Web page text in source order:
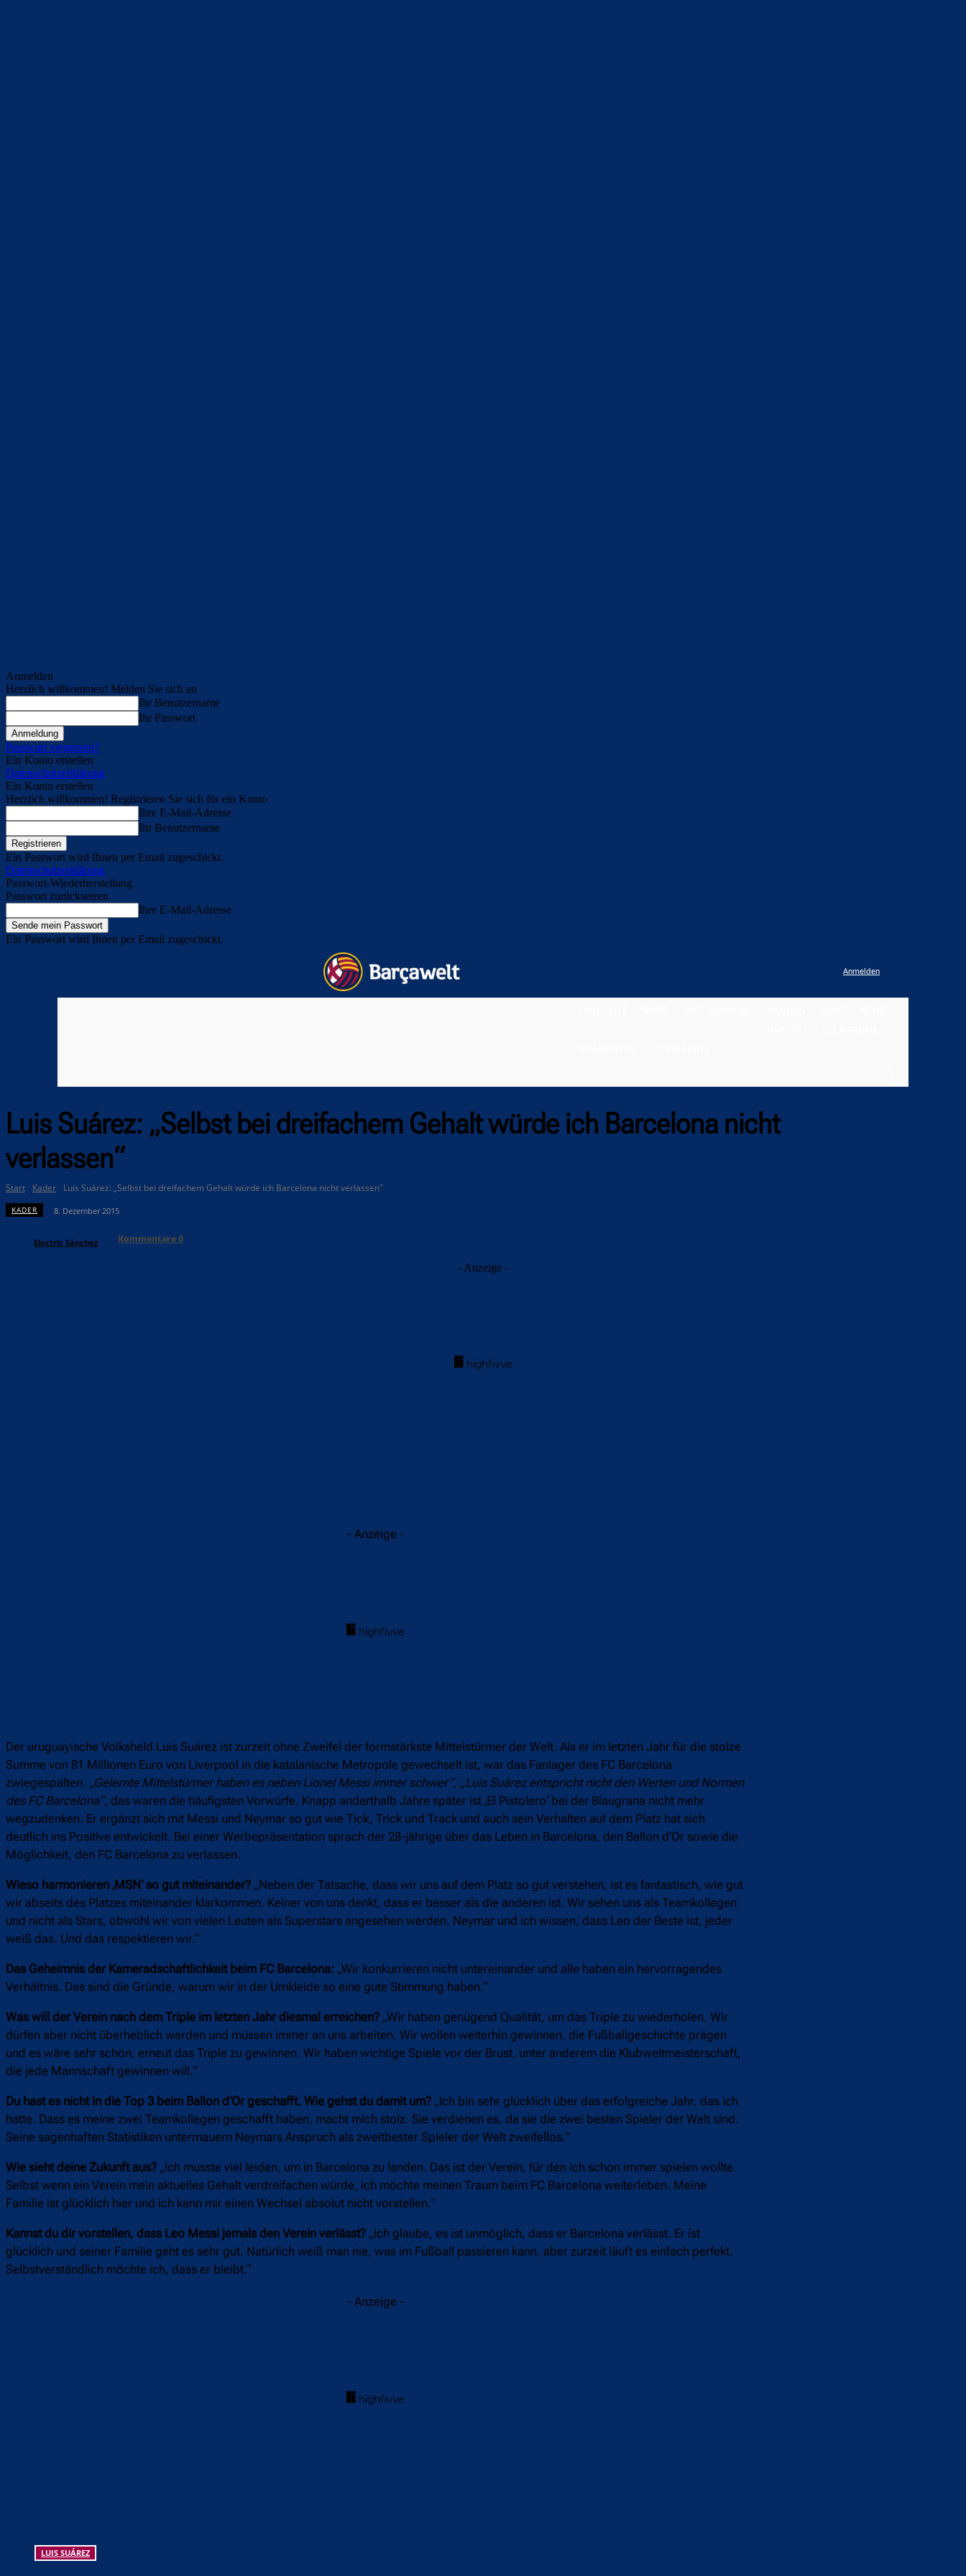
Anmelden
Herzlich willkommen! Melden Sie sich an
Ihr Benutzername
Ihr Passwort
Passwort vergessen?
Ein Konto erstellen
Datenschutzerklärung
Ein Konto erstellen
Herzlich willkommen! Registrieren Sie sich für ein Konto
Ihre E-Mail-Adresse
Ihr Benutzername
Ein Passwort wird Ihnen per Email zugeschickt.
Datenschutzerklärung
Passwort-Wiederherstellung
Passwort zurücksetzen
Ihre E-Mail-Adresse
Ein Passwort wird Ihnen per Email zugeschickt.
Anmelden
Luis Suárez: „Selbst bei dreifachem Gehalt würde ich Barcelona nicht
verlassen“
Start Kader Luis Suárez: „Selbst bei dreifachem Gehalt würde ich Barcelona nicht verlassen"
KADER 8. Dezember 2015
Electric Sánchez Kommentare0
- Anzeige -
- Anzeige -
Der uruguayische Volksheld Luis Suárez ist zurzeit ohne Zweifel der formstärkste Mittelstürmer der Welt. Als er im letzten Jahr für die stolze
Summe von 81 Millionen Euro von Liverpool in die katalanische Metropole gewechselt ist, war das Fanlager des FC Barcelona
zwiegespalten. „Gelernte Mittelstürmer haben es neben Lionel Messi immer schwer“, „Luis Suárez entspricht nicht den Werten und Normen
des FC Barcelona“, das waren die häufigsten Vorwürfe. Knapp anderthalb Jahre später ist ‚El Pistolero‘ bei der Blaugrana nicht mehr
wegzudenken. Er ergänzt sich mit Messi und Neymar so gut wie Tick, Trick und Track und auch sein Verhalten auf dem Platz hat sich
deutlich ins Positive entwickelt. Bei einer Werbepräsentation sprach der 28-jährige über das Leben in Barcelona, den Ballon d’Or sowie die
Möglichkeit, den FC Barcelona zu verlassen.
Wieso harmonieren ‚MSN‘ so gut miteinander? „Neben der Tatsache, dass wir uns auf dem Platz so gut verstehen, ist es fantastisch, wie gut
wir abseits des Platzes miteinander klarkommen. Keiner von uns denkt, dass er besser als die anderen ist. Wir sehen uns als Teamkollegen
und nicht als Stars, obwohl wir von vielen Leuten als Superstars angesehen werden. Neymar und ich wissen, dass Leo der Beste ist, jeder
weiß das. Und das respektieren wir.“
Das Geheimnis der Kameradschaftlichkeit beim FC Barcelona: „Wir konkurrieren nicht untereinander und alle haben ein hervorragendes
Verhältnis. Das sind die Gründe, warum wir in der Umkleide so eine gute Stimmung haben.“
Was will der Verein nach dem Triple im letzten Jahr diesmal erreichen? „Wir haben genügend Qualität, um das Triple zu wiederholen. Wir
dürfen aber nicht überheblich werden und müssen immer an uns arbeiten. Wir wollen weiterhin gewinnen, die Fußballgeschichte prägen
und es wäre sehr schön, erneut das Triple zu gewinnen. Wir haben wichtige Spiele vor der Brust, unter anderem die Klubweltmeisterschaft,
die jede Mannschaft gewinnen will.“
Du hast es nicht in die Top 3 beim Ballon d’Or geschafft. Wie gehst du damit um? „Ich bin sehr glücklich über das erfolgreiche Jahr, das ich
hatte. Dass es meine zwei Teamkollegen geschafft haben, macht mich stolz. Sie verdienen es, da sie die zwei besten Spieler der Welt sind.
Seine sagenhaften Statistiken untermauern Neymars Anspruch als zweitbester Spieler der Welt zweifellos.“
Wie sieht deine Zukunft aus? „Ich musste viel leiden, um in Barcelona zu landen. Das ist der Verein, für den ich schon immer spielen wollte.
Selbst wenn ein Verein mein aktuelles Gehalt verdreifachen würde, ich möchte meinen Traum beim FC Barcelona weiterleben. Meine
Familie ist glücklich hier und ich kann mir einen Wechsel absolut nicht vorstellen.“
Kannst du dir vorstellen, dass Leo Messi jemals den Verein verlässt? „Ich glaube, es ist unmöglich, dass er Barcelona verlässt. Er ist
glücklich und seiner Familie geht es sehr gut. Natürlich weiß man nie, was im Fußball passieren kann, aber zurzeit läuft es einfach perfekt.
Selbstverständlich möchte ich, dass er bleibt.“
- Anzeige -
LUIS SUÁREZ